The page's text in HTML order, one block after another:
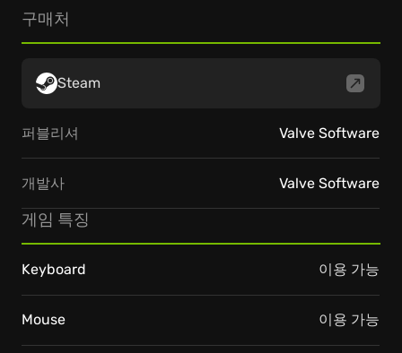
구매처
Steam
퍼블리셔 Valve Software
개발사 Valve Software
게임 특징
Keyboard 이용 가능
Mouse 이용 가능